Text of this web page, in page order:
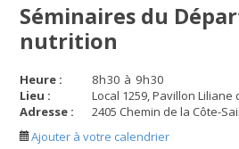
Séminaires du
nutrition
Heure : 8h30 à 9h30
Lieu :
Local 1259, Pavillon Liliane
Adresse :
2405 Chemin de la Côte-
Ajouter à votre calendrier